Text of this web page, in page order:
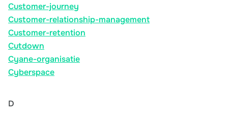
Customer-journey
Customer-relationship-management
Customer-retention
Cutdown
Cyane-organisatie
Cyberspace
D